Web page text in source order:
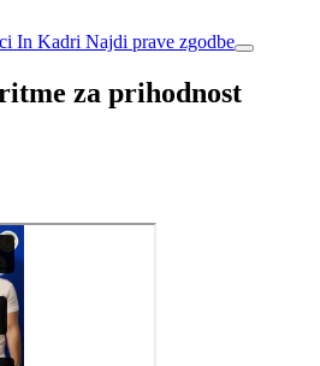
Najdi prave zgodbe
za prihodnost